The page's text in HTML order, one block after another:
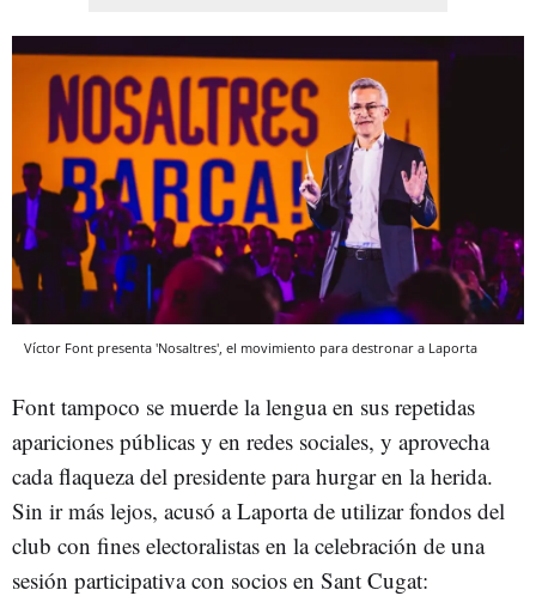
Víctor Font presenta 'Nosaltres', el movimiento para destronar a Laporta
Font tampoco se muerde la lengua en sus repetidas
apariciones públicas y en redes sociales, y aprovecha
cada flaqueza del presidente para hurgar en la herida.
Sin ir más lejos, acusó a Laporta de utilizar fondos del
club con fines electoralistas en la celebración de una
sesión participativa con socios en Sant Cugat: